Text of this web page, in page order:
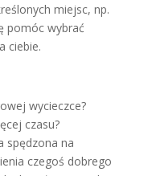
miejsc, np.
pomóc wybrać
ciebie.
wycieczce?
czasu?
spędzona na
czegoś dobrego